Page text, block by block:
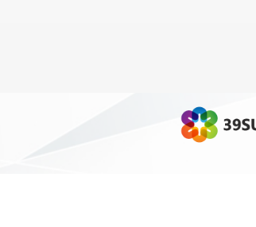
มีหลายลวดลายใหม่ๆ
กระดาษสาห่อเหรียญโปรยทานมีลา